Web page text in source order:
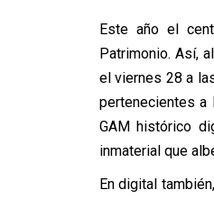
Este año el
Patrimonio. Así,
el viernes 28 a
pertenecientes a
GAM histórico
inmaterial que
En digital